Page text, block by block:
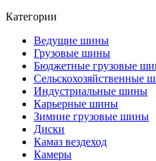
Категории
Ведущие шины
Грузовые шины
Бюджетные грузовые
Сельскохозяйственные
Индустриальные шины
Карьерные шины
Зимние грузовые шины
Диски
Камаз вездеход
Камеры